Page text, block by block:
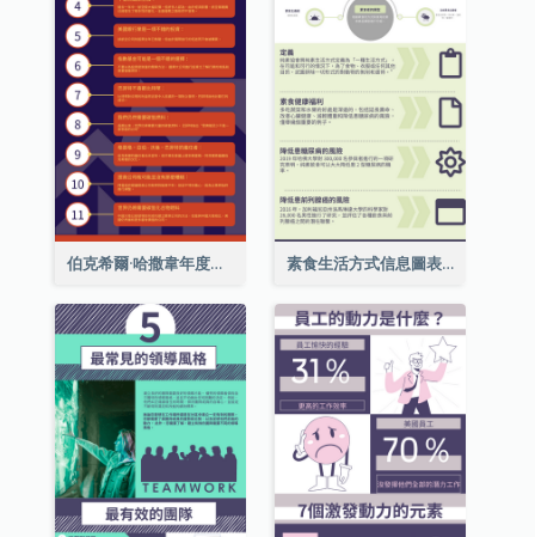
伯克希爾·哈撒韋年度股東大會的11個要點 素食生活方式信息圖表